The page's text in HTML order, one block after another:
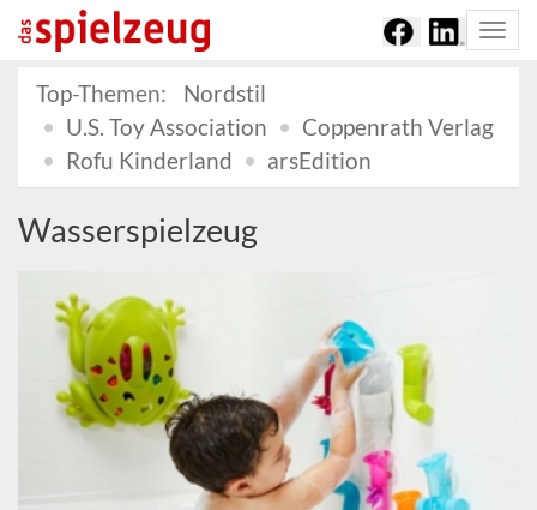
Top-Themen:
Nordstil
U.S. Toy Association
Coppenrath Verlag
Rofu Kinderland
arsEdition
Wasserspielzeug